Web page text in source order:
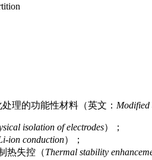
理的功能性材料（英文： Modified
isolation of electrodes）；
ion conduction）；
热失控（Thermal stability